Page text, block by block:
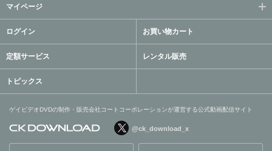
マイページ
ログイン お買い物カート
定額サービス レンタル販売
トピックス
ゲイビデオDVDの制作・販売会社コートコーポレーションが運営する公式動画配信サイト
@ck_download_x